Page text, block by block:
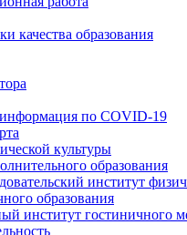
качества образования
по COVID-19
культуры
образования
институт
образования
институт гостиничного